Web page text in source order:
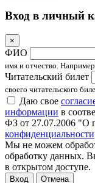
Вход в личный
×
ФИО
имя и отчество.
Читательский билет
своего читательского
Даю свое
информации в
ФЗ от 27.07.2006 "О
конфиденциальности
Мы не можем
обработку данных.
в открытом доступе.
Отмена